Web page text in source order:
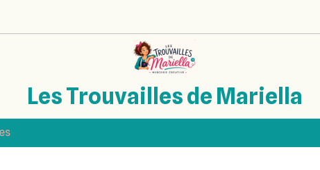
Les Trouvailles de Mariella